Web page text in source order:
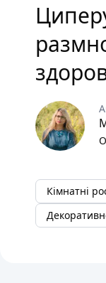
Кімнатні